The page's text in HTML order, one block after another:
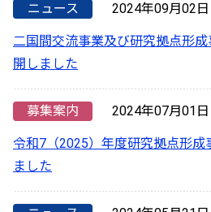
ニュース 2024年09月02日
二国間交流事業及び研究拠点形
開しました
募集案内 2024年07月01日
令和7（2025）年度研究拠点形成
ました